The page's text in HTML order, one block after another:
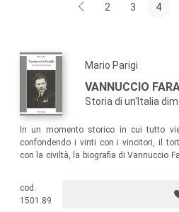
2 3 4
Mario Parigi
VANNUCCIO
Storia di un'Italia
In un momento storico in cui tutto
confondendo i vinti con i vincitori, il
con la civiltà, la biografia di Vannuccio
di riflessione sereno, obbiettivo,
mostra le tragedie del nostro popolo e
di uomini, donne e bambini che hanno
cod.
1501.89